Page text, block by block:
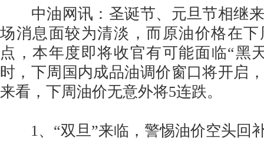
中油网讯：圣诞节、元旦节相继来
场消息面较为清淡，而原油价格在
点，本年度即将收官有可能面临“黑
时，下周国内成品油调价窗口将开启
来看，下周油价无意外将5连跌。
1、“双旦”来临，警惕油价空头回